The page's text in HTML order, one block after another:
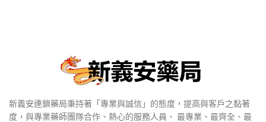
新義安連鎖藥局秉持著「專業與誠信」的態度，提高與客戶之黏著
度，與專業藥師團隊合作、熱心的服務人員、 最專業、最齊全、最